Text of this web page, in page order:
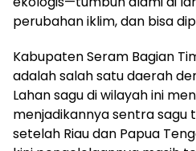
perubahan iklim, dan bisa
Kabupaten Seram Bagian
adalah salah satu daerah
Lahan sagu di wilayah ini
menjadikannya sentra sagu
setelah Riau dan Papua